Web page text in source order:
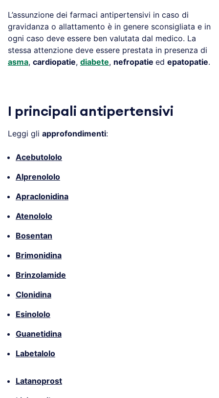
L’assunzione dei farmaci antipertensivi in caso di
gravidanza o allattamento è in genere sconsigliata e in
ogni caso deve essere ben valutata dal medico. La
stessa attenzione deve essere prestata in presenza di
asma, cardiopatie, diabete, nefropatie ed epatopatie.
I principali antipertensivi
Leggi gli approfondimenti:
Acebutololo
Alprenololo
Apraclonidina
Atenololo
Bosentan
Brimonidina
Brinzolamide
Clonidina
Esinololo
Guanetidina
Labetalolo
Latanoprost